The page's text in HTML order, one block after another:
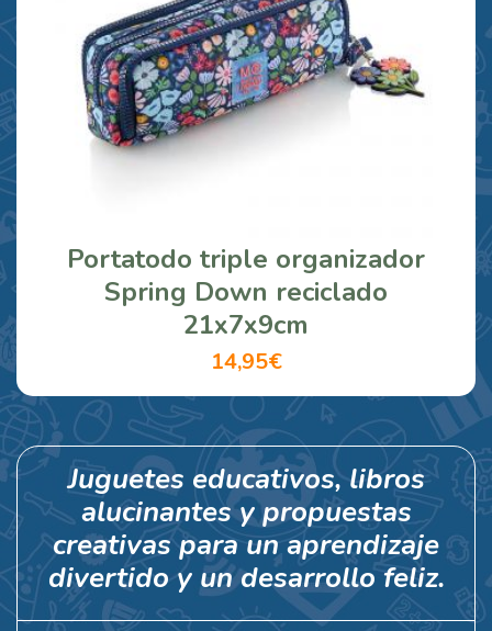
Portatodo triple organizador
Spring Down reciclado
21x7x9cm
14,95€
Juguetes educativos, libros
alucinantes y propuestas
creativas para un aprendizaje
divertido y un desarrollo feliz.